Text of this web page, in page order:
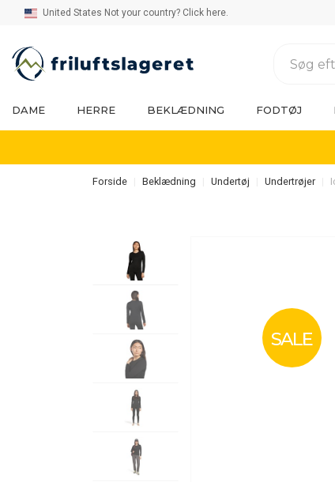
United States Not your country? Click here.
DAME HERRE BEKLÆDNING FODTØJ
Forside Beklædning Undertøj Undertrøjer
SALE